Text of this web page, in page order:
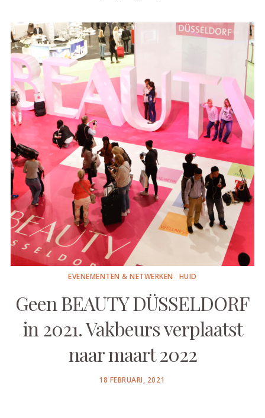
EVENEMENTEN & NETWERKEN HUID
Geen BEAUTY DÜSSELDORF
in 2021. Vakbeurs verplaatst
naar maart 2022
POSTED
18 FEBRUARI, 2021